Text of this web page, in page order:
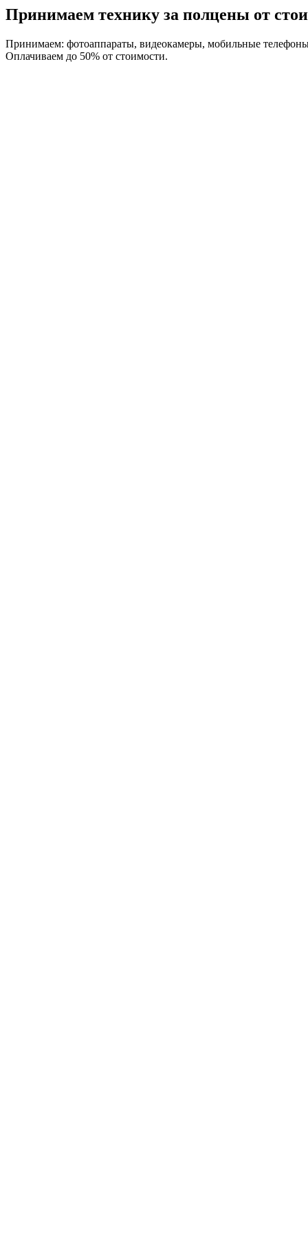
Принимаем технику за полцены от
Принимаем: фотоаппараты, видеокамеры, мобильные
Оплачиваем до 50% от стоимости.